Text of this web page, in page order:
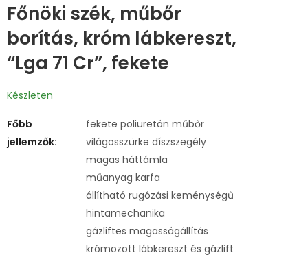
Főnöki szék, műbőr
borítás, króm lábkereszt,
“Lga 71 Cr”, fekete
Készleten
Főbb
jellemzők:
fekete poliuretán műbőr
világosszürke díszszegély
magas háttámla
műanyag karfa
állítható rugózási keménységű
hintamechanika
gázliftes magasságállítás
krómozott lábkereszt és gázlift